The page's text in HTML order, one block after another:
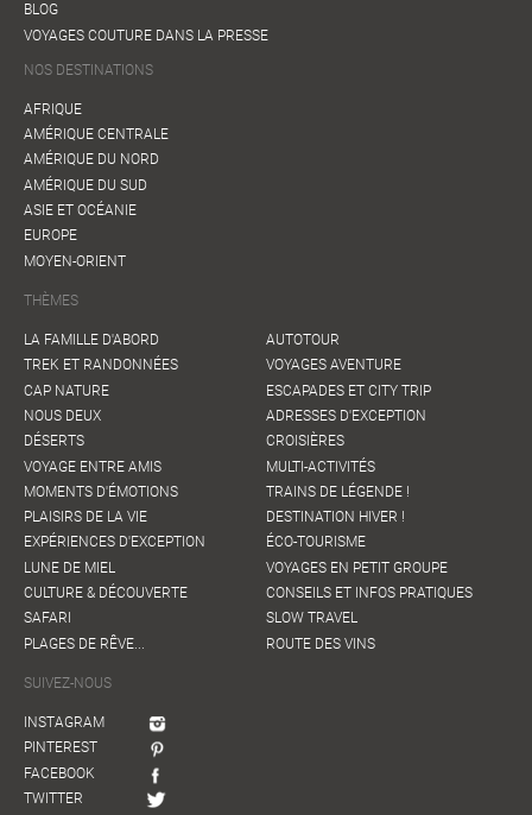
BLOG
VOYAGES COUTURE DANS LA PRESSE
NOS DESTINATIONS
AFRIQUE
AMÉRIQUE CENTRALE
AMÉRIQUE DU NORD
AMÉRIQUE DU SUD
ASIE ET OCÉANIE
EUROPE
MOYEN-ORIENT
THÈMES
LA FAMILLE D'ABORD
TREK ET RANDONNÉES
CAP NATURE
NOUS DEUX
DÉSERTS
VOYAGE ENTRE AMIS
MOMENTS D'ÉMOTIONS
PLAISIRS DE LA VIE
EXPÉRIENCES D'EXCEPTION
LUNE DE MIEL
CULTURE & DÉCOUVERTE
SAFARI
PLAGES DE RÊVE...
AUTOTOUR
VOYAGES AVENTURE
ESCAPADES ET CITY TRIP
ADRESSES D'EXCEPTION
CROISIÈRES
MULTI-ACTIVITÉS
TRAINS DE LÉGENDE !
DESTINATION HIVER !
ÉCO-TOURISME
VOYAGES EN PETIT GROUPE
CONSEILS ET INFOS PRATIQUES
SLOW TRAVEL
ROUTE DES VINS
SUIVEZ-NOUS
INSTAGRAM
PINTEREST
FACEBOOK
TWITTER